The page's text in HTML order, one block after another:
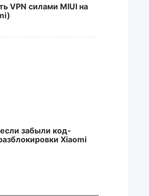
VPN силами MIUI на
забыли код-
Xiaomi